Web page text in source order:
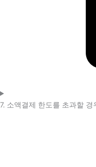
7. 소액결제 한도를 초과할